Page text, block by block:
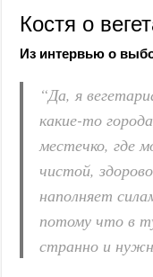
Костя о
Из интервью о
“Да, я
какие-то
местечко, где
чистой,
наполняет
потому что в
странно и